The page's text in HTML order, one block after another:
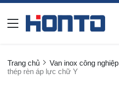
Trang chủ Van inox công nghiệp
thép rèn áp lực chữ Y